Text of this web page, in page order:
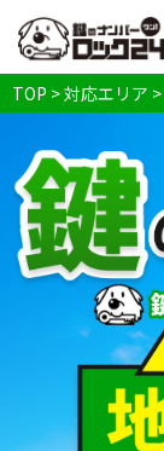
TOP >対応エリア >